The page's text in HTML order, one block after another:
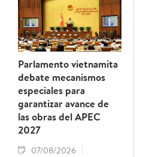
Parlamento vietnamita
debate mecanismos
especiales para
garantizar avance de
las obras del APEC
2027
07/08/2026